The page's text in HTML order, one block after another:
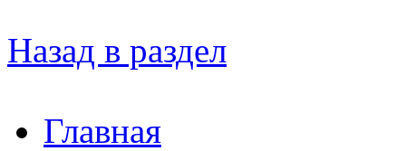
Назад в раздел
Главная